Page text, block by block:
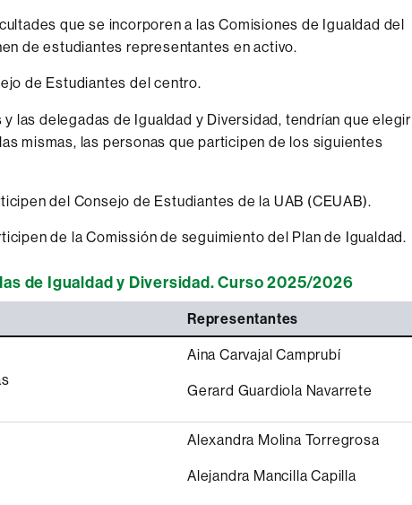
que se incorporen a las Comisiones de Igualdad del
de estudiantes representantes en activo.
de Estudiantes del centro.
las delegadas de Igualdad y Diversidad, tendrían que elegir
mismas, las personas que participen de los siguientes
del Consejo de Estudiantes de la UAB (CEUAB).
de la Comissión de seguimiento del Plan de Igualdad.
de Igualdad y Diversidad. Curso 2025/2026
Representantes
Aina Carvajal Camprubí
Gerard Guardiola Navarrete
Alexandra Molina Torregrosa
Alejandra Mancilla Capilla